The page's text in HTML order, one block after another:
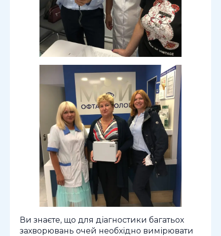
Ви знаєте, що для діагностики багатьох
захворювань очей необхідно вимірювати